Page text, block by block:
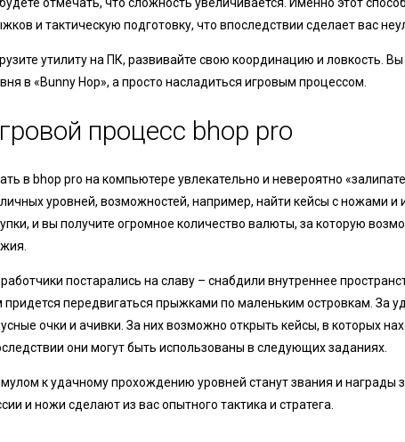
отмечать, что сложность увеличивается. Именно этот
и тактическую подготовку, что впоследствии сделает вас
утилиту на ПК, развивайте свою координацию и ловкость.
в «Bunny Hop», а просто насладиться игровым процессом.
процесс bhop pro
в bhop pro на компьютере увлекательно и невероятно
уровней, возможностей, например, найти кейсы с ножами и
и вы получите огромное количество валюты, за которую
постарались на славу – снабдили внутреннее
придется передвигаться прыжками по маленьким островкам. За
очки и ачивки. За них возможно открыть кейсы, в которых
они могут быть использованы в следующих заданиях.
к удачному прохождению уровней станут звания и награды
и ножи сделают из вас опытного тактика и стратега.